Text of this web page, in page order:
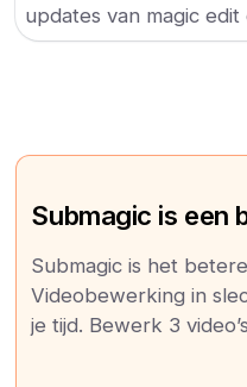
updates van magic
Submagic is een
Submagic is het
Videobewerking in
je tijd. Bewerk 3